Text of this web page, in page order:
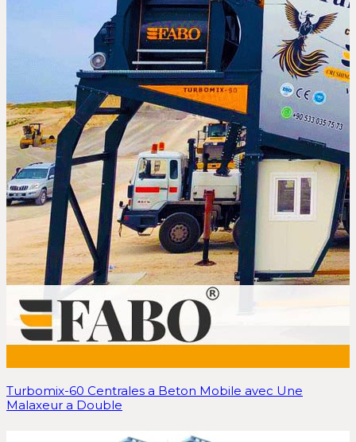
Turbomix-60 Centrales a Beton Mobile avec Une
Malaxeur a Double